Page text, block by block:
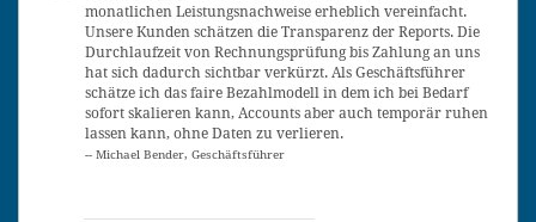
monatlichen Leistungsnachweise erheblich vereinfacht.
Unsere Kunden schätzen die Transparenz der Reports. Die
Durchlaufzeit von Rechnungsprüfung bis Zahlung an uns
hat sich dadurch sichtbar verkürzt. Als Geschäftsführer
schätze ich das faire Bezahlmodell in dem ich bei Bedarf
sofort skalieren kann, Accounts aber auch temporär ruhen
lassen kann, ohne Daten zu verlieren.
-- Michael Bender, Geschäftsführer